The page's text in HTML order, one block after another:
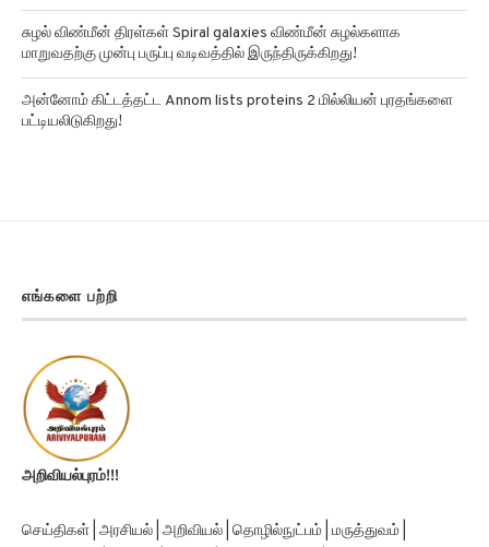
சுழல் விண்மீன் திரள்கள் Spiral galaxies விண்மீன் சுழல்களாக
மாறுவதற்கு முன்பு பருப்பு வடிவத்தில் இருந்திருக்கிறது!
அன்னோம் கிட்டத்தட்ட Annom lists proteins 2 மில்லியன் புரதங்களை
பட்டியலிடுகிறது!
எங்களை பற்றி
அறிவியல்புரம்!!!
செய்திகள் | அரசியல் | அறிவியல் | தொழில்நுட்பம் | மருத்துவம் |